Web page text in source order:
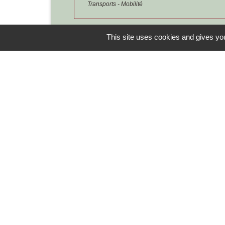
Transports - Mobilité
Pour en savoir plus
This site uses cookies and gives